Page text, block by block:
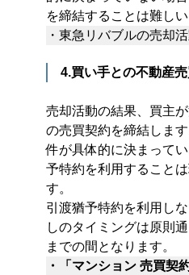
を締結することは難しい
・東急リバブルの売却
4.買い手との不動産
売却活動の結果、買主
の売買契約を締結しま
件が具体的に決まって
予特約を利用すること
す。
引渡猶予特約を利用し
しのタイミングは原則
までの間となります。
・「マンション 売買契